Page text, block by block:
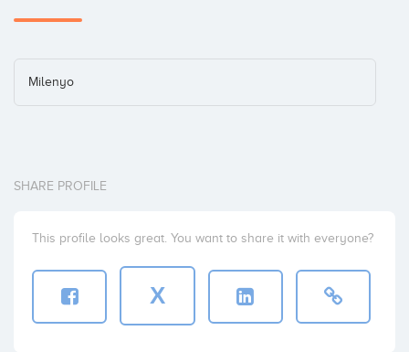
Milenyo
SHARE PROFILE
This profile looks great. You want to share it with everyone?
X